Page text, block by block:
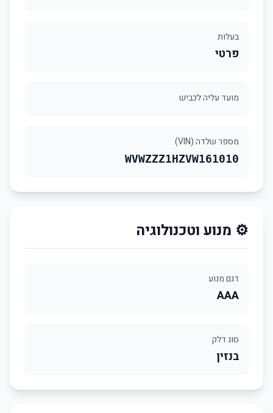
בעלות
פרטי
מועד עליה לכביש
מספר שלדה (VIN)
WVWZZZ1HZVW161010
⚙️ מנוע וטכנולוגיה
דגם מנוע
AAA
סוג דלק
בנזין